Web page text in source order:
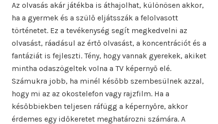
Az olvasás akár játékba is áthajolhat, különösen akkor,
ha a gyermek és a szülő eljátsszák a felolvasott
történetet. Ez a tevékenység segít megkedvelni az
olvasást, ráadásul az értő olvasást, a koncentrációt és a
fantáziát is fejleszti. Tény, hogy vannak gyerekek, akiket
mintha odaszögeltek volna a TV képernyő elé.
Számukra jobb, ha minél később szembesülnek azzal,
hogy mi az az okostelefon vagy rajzfilm. Ha a
későbbiekben teljesen ráfügg a képernyőre, akkor
érdemes egy időkeretet meghatározni számára. A